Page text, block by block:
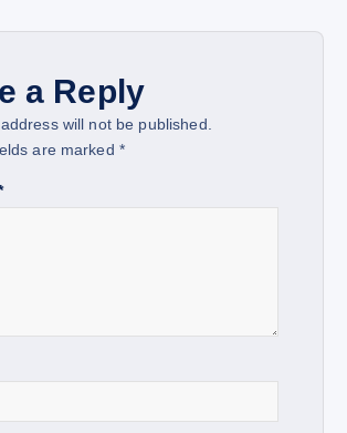
a Reply
will not be published.
are marked *